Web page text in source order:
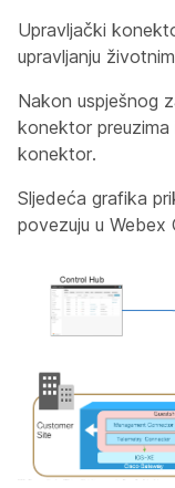
Upravljački
upravljanju
Nakon uspješnog
konektor preuzima
konektor.
Sljedeća grafika
povezuju u Webex